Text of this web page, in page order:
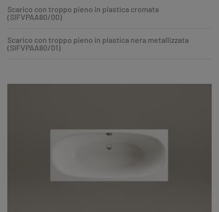
Scarico con troppo pieno in plastica cromata
(SIFVPAA80/00)
Scarico con troppo pieno in plastica nera metallizzata
(SIFVPAA80/01)